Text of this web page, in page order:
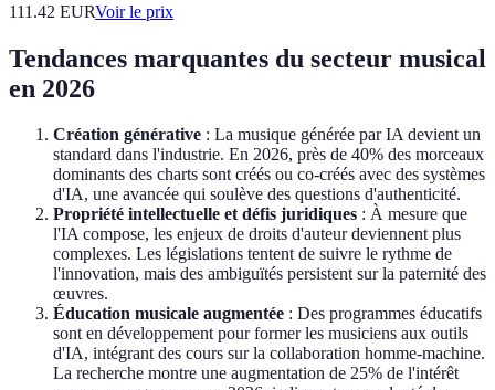
111.42 EURVoir le prix
Tendances marquantes du secteur musical
en 2026
Création générative : La musique générée par IA devient un
standard dans l'industrie. En 2026, près de 40% des morceaux
dominants des charts sont créés ou co-créés avec des systèmes
d'IA, une avancée qui soulève des questions d'authenticité.
Propriété intellectuelle et défis juridiques : À mesure que
l'IA compose, les enjeux de droits d'auteur deviennent plus
complexes. Les législations tentent de suivre le rythme de
l'innovation, mais des ambiguïtés persistent sur la paternité des
œuvres.
Éducation musicale augmentée : Des programmes éducatifs
sont en développement pour former les musiciens aux outils
d'IA, intégrant des cours sur la collaboration homme-machine.
La recherche montre une augmentation de 25% de l'intérêt